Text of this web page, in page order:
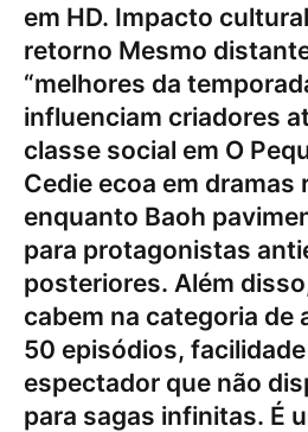
em HD. Impacto
retorno Mesmo
“melhores da
influenciam criadores
classe social em O
Cedie ecoa em dramas
enquanto Baoh
para protagonistas
posteriores. Além
cabem na categoria de
50 episódios,
espectador que não
para sagas infinitas. É